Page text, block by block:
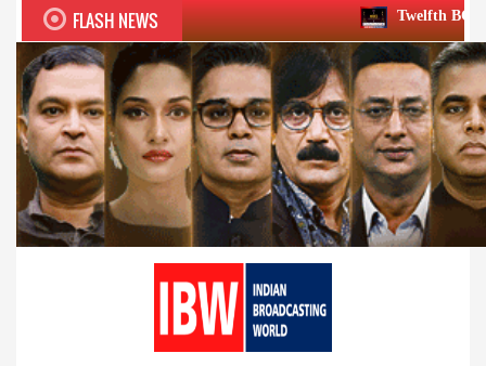
FLASH NEWS Twelfth BCS Ratna Award boasts